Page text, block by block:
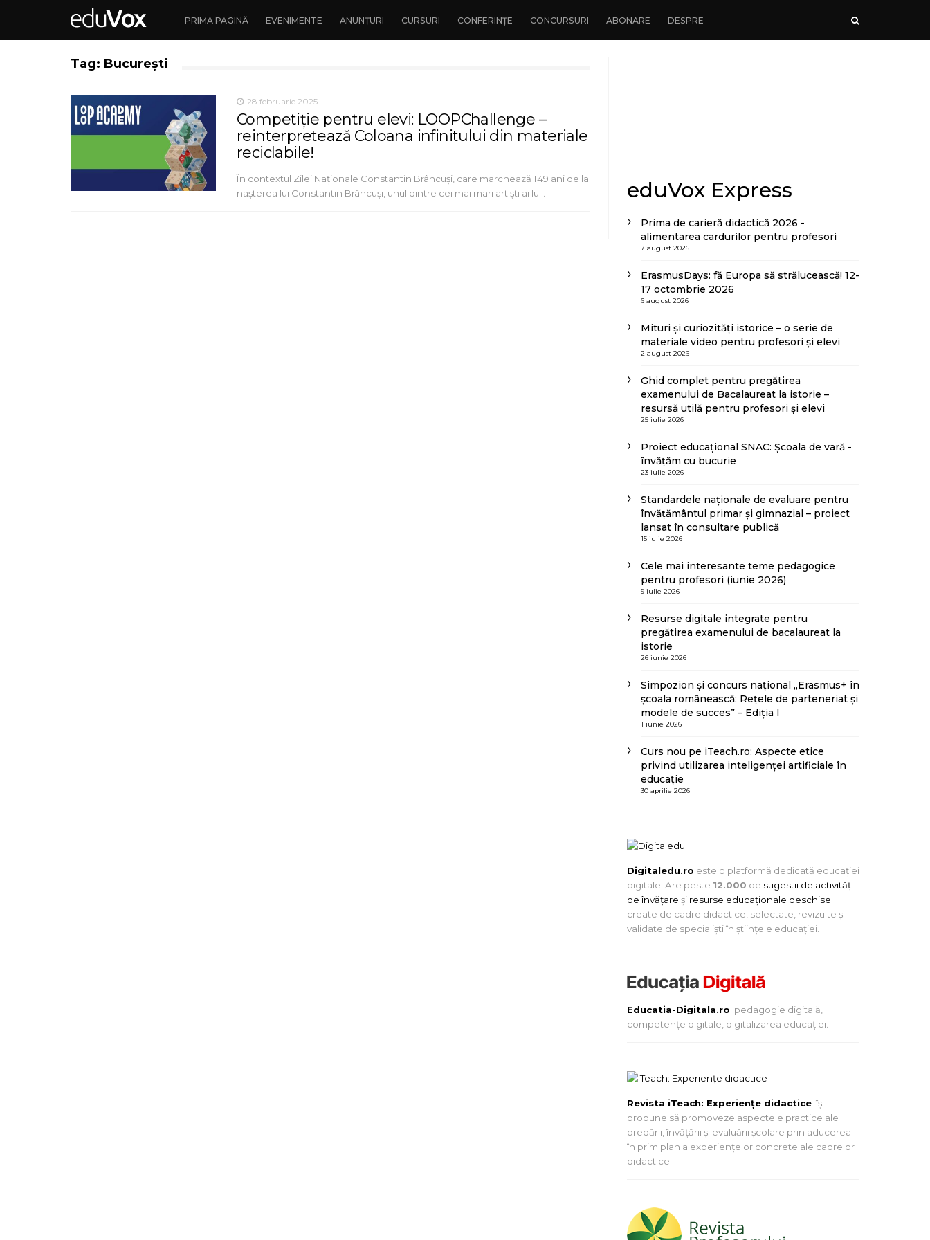
PRIMA PAGINĂ EVENIMENTE ANUNȚURI CURSURI CONFERINȚE CONCURSURI ABONARE DESPRE
Tag: București
28 februarie 2025
Competiție pentru elevi: LOOPChallenge –
reinterpretează Coloana infinitului din materiale
reciclabile!
În contextul Zilei Naționale Constantin Brâncuși, care marchează 149 ani de la
nașterea lui Constantin Brâncuși, unul dintre cei mai mari artiști ai lu…
eduVox Express
Prima de carieră didactică 2026 -
alimentarea cardurilor pentru profesori
7 august 2026
ErasmusDays: fă Europa să strălucească! 12-
17 octombrie 2026
6 august 2026
Mituri și curiozități istorice – o serie de
materiale video pentru profesori și elevi
2 august 2026
Ghid complet pentru pregătirea
examenului de Bacalaureat la istorie –
resursă utilă pentru profesori și elevi
25 iulie 2026
Proiect educațional SNAC: Școala de vară -
învățăm cu bucurie
23 iulie 2026
Standardele naționale de evaluare pentru
învățământul primar și gimnazial – proiect
lansat în consultare publică
15 iulie 2026
Cele mai interesante teme pedagogice
pentru profesori (iunie 2026)
9 iulie 2026
Resurse digitale integrate pentru
pregătirea examenului de bacalaureat la
istorie
26 iunie 2026
Simpozion și concurs național „Erasmus+ în
școala românească: Rețele de parteneriat și
modele de succes” – Ediția I
1 iunie 2026
Curs nou pe iTeach.ro: Aspecte etice
privind utilizarea inteligenței artificiale în
educație
30 aprilie 2026
Digitaledu.ro este o platformă dedicată educației
digitale. Are peste 12.000 de sugestii de activități
de învățare și resurse educaționale deschise
create de cadre didactice, selectate, revizuite și
validate de specialiști în științele educației.
Educatia-Digitala.ro: pedagogie digitală,
competențe digitale, digitalizarea educației.
Revista iTeach: Experienţe didactice îşi
propune să promoveze aspectele practice ale
predării, învăţării şi evaluării şcolare prin aducerea
în prim plan a experienţelor concrete ale cadrelor
didactice.